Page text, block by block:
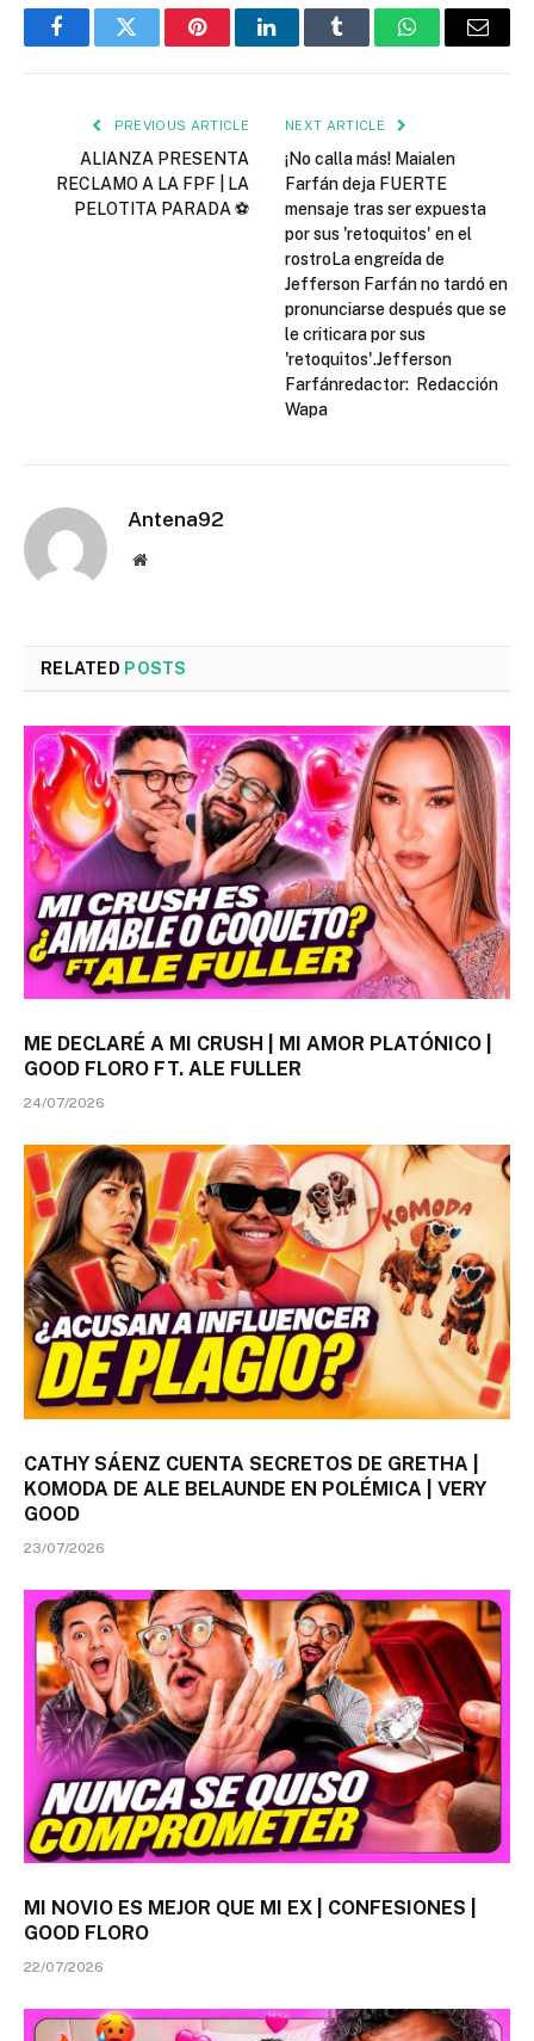
FacebookTwitter PinterestLinkedInTumblr WhatsAppEmail
PREVIOUS ARTICLE
ALIANZA PRESENTA
RECLAMO A LA FPF | LA
PELOTITA PARADA ⚽
NEXT ARTICLE
¡No calla más! Maialen
Farfán deja FUERTE
mensaje tras ser expuesta
por sus 'retoquitos' en el
rostroLa engreída de
Jefferson Farfán no tardó en
pronunciarse después que se
le criticara por sus
'retoquitos'.Jefferson
Farfánredactor: Redacción
Wapa
Antena92
Website
RELATED POSTS
ME DECLARÉ A MI CRUSH | MI AMOR PLATÓNICO |
GOOD FLORO FT. ALE FULLER
24/07/2026
CATHY SÁENZ CUENTA SECRETOS DE GRETHA |
KOMODA DE ALE BELAUNDE EN POLÉMICA | VERY
GOOD
23/07/2026
MI NOVIO ES MEJOR QUE MI EX | CONFESIONES |
GOOD FLORO
22/07/2026